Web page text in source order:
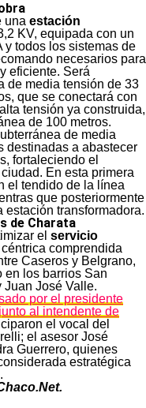
una estación
KV, equipada con un
y todos los sistemas de
necesarios para
eficiente. Será
de media tensión de 33
que se conectará con
tensión ya construida,
de 100 metros.
de media
destinadas a abastecer
fortaleciendo el
En esta primera
el tendido de la línea
que posteriormente
transformadora.
de Charata
el servicio
comprendida
Caseros y Belgrano,
en los barrios San
Juan José Valle.
por el presidente
al intendente de
el vocal del
el asesor José
Guerrero, quienes
estratégica